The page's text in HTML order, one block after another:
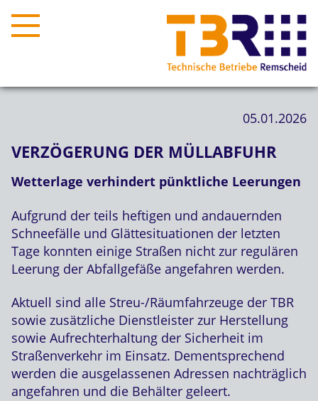
05.01.2026
VERZÖGERUNG DER MÜLLABFUHR
Wetterlage verhindert pünktliche Leerungen
Aufgrund der teils heftigen und andauernden
Schneefälle und Glättesituationen der letzten
Tage konnten einige Straßen nicht zur regulären
Leerung der Abfallgefäße angefahren werden.
Aktuell sind alle Streu-/Räumfahrzeuge der TBR
sowie zusätzliche Dienstleister zur Herstellung
sowie Aufrechterhaltung der Sicherheit im
Straßenverkehr im Einsatz. Dementsprechend
werden die ausgelassenen Adressen nachträglich
angefahren und die Behälter geleert.